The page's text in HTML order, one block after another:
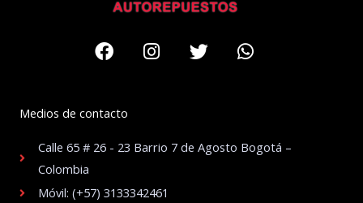
FacebookInstagram
TwitterWhatsapp
Medios de contacto
Calle 65 # 26 - 23 Barrio 7 de Agosto Bogotá –
Colombia
Móvil: (+57) 3133342461